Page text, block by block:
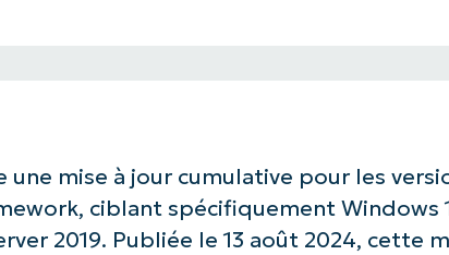
une mise à jour cumulative pour les
ciblant spécifiquement Windows
2019. Publiée le 13 août 2024, cette